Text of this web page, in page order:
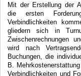
Mit der Erstellung der
die ersten
Verbindlichkeiten
gliedern sich in
Zwischenrechnungen
wird nach
Buchungen, die
B.
Verbindlichkeiten und